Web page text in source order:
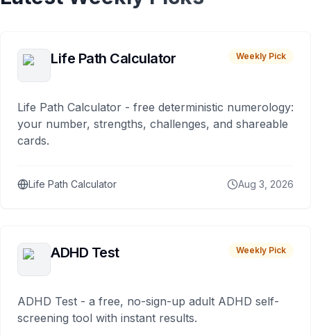
Life Path Calculator Weekly Pick
Life Path Calculator - free deterministic numerology:
your number, strengths, challenges, and shareable
cards.
Life Path Calculator Aug 3, 2026
ADHD Test Weekly Pick
ADHD Test - a free, no-sign-up adult ADHD self-
screening tool with instant results.